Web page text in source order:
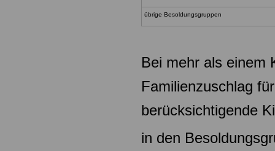
übrige Besoldungsgruppen
Bei mehr als einem
Familienzuschlag
berücksichtigende
in den